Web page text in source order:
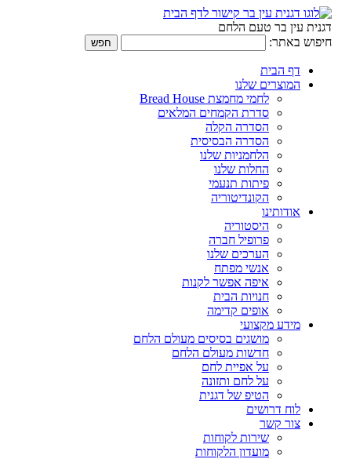
דגנית עין בר טעם הלחם
חיפוש באתר:
דף הבית
המוצרים שלנו
לחמי מחמצת Bread House
סדרת הקמחים המלאים
הסדרה הקלה
הסדרה הבסיסית
הלחמניות שלנו
החלות שלנו
פיתות תנעמי
הקונדיטוריה
אודותינו
היסטוריה
פרופיל חברה
הערכים שלנו
אנשי מפתח
איפה אפשר לקנות
חנויות הבית
אופים קדימה
מידע מקצועי
מושגים בסיסים מעולם הלחם
חדשות מעולם הלחם
על אפיית לחם
על לחם ותזונה
הטיפ של דגנית
לוח דרושים
צור קשר
שירות לקוחות
מועדון הלקוחות